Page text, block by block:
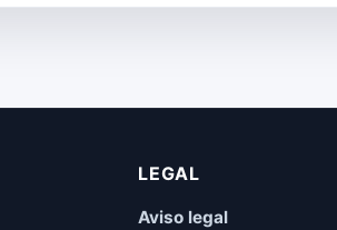
LEGAL
Aviso legal